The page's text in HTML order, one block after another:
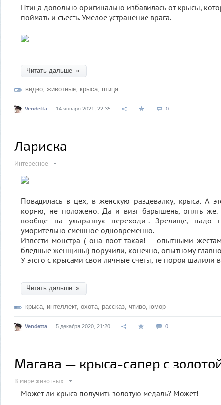
Птица довольно оригинально избавилась от крысы,
поймать и съесть. Умелое устранение врага.
Читать дальше »
видео, животные, крыса, птица
Vendetta 14 января 2021, 22:35 0
Лариска
Интересное
Повадилась в цех, в женскую раздевалку, крыса. А
корню, не положено. Да и визг барышень, опять же.
вообще на ультразвук переходит. Зрелище, надо
уморительно смешное одновременно.
Извести монстра ( она воот такая! – опытными
бледные женщины) поручили, конечно, опытному
У этого с крысами свои личные счеты, те порой шалили в
Читать дальше »
крыса, интеллект, охота, рассказ, чтиво, юмор
Vendetta 5 декабря 2020, 21:20 0
Магава — крыса-сапер с
В мире животных
Может ли крыса получить золотую медаль? Может!